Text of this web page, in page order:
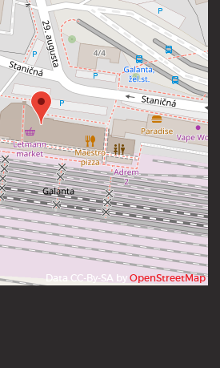
Data CC-By-SA by OpenStreetMap